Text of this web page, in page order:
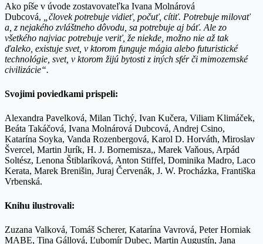
Ako píše v úvode zostavovateľka Ivana Molnárová
Dubcová,
„človek potrebuje vidieť, počuť, cítiť. Potrebuje milovať
a, z nejakého zvláštneho dôvodu, sa potrebuje aj báť. Ale zo
všetkého najviac potrebuje veriť, že niekde, možno nie až tak
ďaleko, existuje svet, v ktorom funguje mágia alebo futuristické
technológie, svet, v ktorom žijú bytosti z iných sfér či mimozemské
civilizácie“.
Svojimi poviedkami prispeli:
Alexandra Pavelková, Milan Tichý, Ivan Kučera, Viliam Klimáček,
Beáta Takáčová, Ivana Molnárová Dubcová, Andrej Csino,
Katarína Soyka, Vanda Rozenbergová, Karol D. Horváth, Miroslav
Švercel, Martin Jurík, H. J. Bornemisza,, Marek Vaňous, Arpád
Soltész, Lenona Štiblaríková, Anton Stiffel, Dominika Madro, Laco
Kerata, Marek Brenišin, Juraj Červenák, J. W. Procházka, Františka
Vrbenská.
Knihu ilustrovali:
Zuzana Valková, Tomáš Scherer, Katarína Vavrová, Peter Horniak
MABE, Tina Gállová, Ľubomír Dubec, Martin Augustín, Jana